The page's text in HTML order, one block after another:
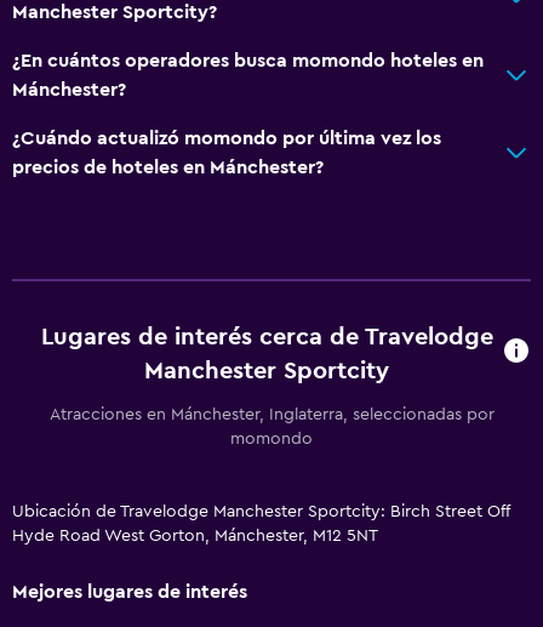
Manchester Sportcity?
¿En cuántos operadores busca momondo hoteles en
Mánchester?
¿Cuándo actualizó momondo por última vez los
precios de hoteles en Mánchester?
Lugares de interés cerca de Travelodge
Manchester Sportcity
Atracciones en Mánchester, Inglaterra, seleccionadas por
momondo
Ubicación de Travelodge Manchester Sportcity: Birch Street Off
Hyde Road West Gorton, Mánchester, M12 5NT
Mejores lugares de interés